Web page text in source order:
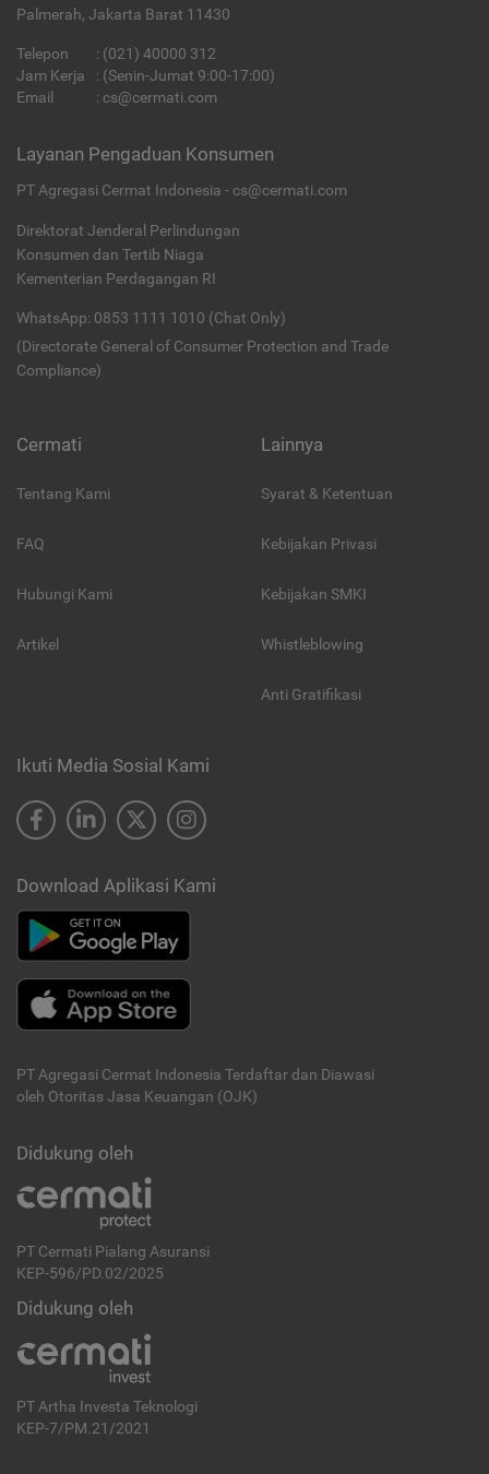
Palmerah, Jakarta Barat 11430
Telepon : (021) 40000 312
Jam Kerja
: (Senin-Jumat 9:00-17:00)
Email
: cs@cermati.com
Layanan Pengaduan Konsumen
PT Agregasi Cermat Indonesia - cs@cermati.com
Direktorat Jenderal Perlindungan
Konsumen dan Tertib Niaga
Kementerian Perdagangan RI
WhatsApp: 0853 1111 1010 (Chat Only)
(Directorate General of Consumer Protection and Trade
Compliance)
Cermati
Tentang Kami
FAQ
Hubungi Kami
Artikel
Lainnya
Syarat & Ketentuan
Kebijakan Privasi
Kebijakan SMKI
Whistleblowing
Anti Gratifikasi
Ikuti Media Sosial Kami
Download Aplikasi Kami
PT Agregasi Cermat Indonesia Terdaftar dan Diawasi
oleh Otoritas Jasa Keuangan (OJK)
Didukung oleh
PT Cermati Pialang Asuransi
KEP-596/PD.02/2025
Didukung oleh
PT Artha Investa Teknologi
KEP-7/PM.21/2021